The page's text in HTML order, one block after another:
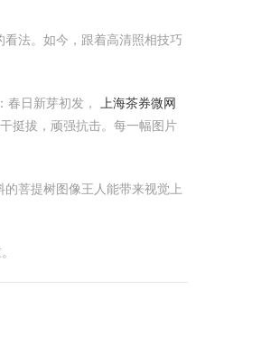
法。如今，跟着高清照相技巧
春日新芽初发，
上海茶券微网
挺拔，顽强抗击。每一幅图片
菩提树图像王人能带来视觉上